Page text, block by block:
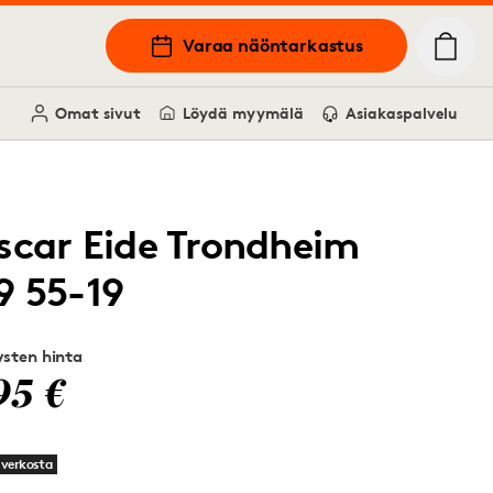
Varaa näöntarkastus
Omat sivut Löydä myymälä Asiakaspalvelu
Eide Trondheim
55-19
hinta
€